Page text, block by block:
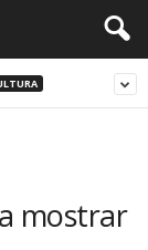
mostrar